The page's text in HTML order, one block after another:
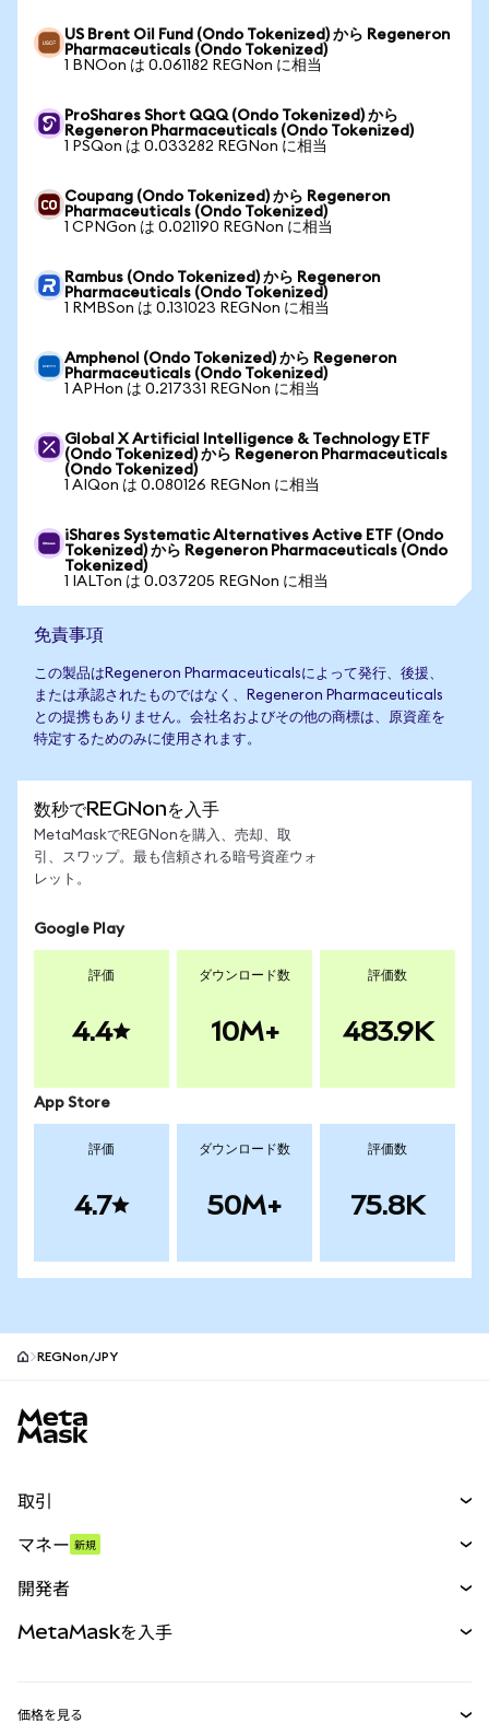
US Brent Oil Fund (Ondo Tokenized) から Regeneron
Pharmaceuticals (Ondo Tokenized)
1 BNOon は 0.061182 REGNon に相当
ProShares Short QQQ (Ondo Tokenized) から
Regeneron Pharmaceuticals (Ondo Tokenized)
1 PSQon は 0.033282 REGNon に相当
Coupang (Ondo Tokenized) から Regeneron
Pharmaceuticals (Ondo Tokenized)
1 CPNGon は 0.021190 REGNon に相当
Rambus (Ondo Tokenized) から Regeneron
Pharmaceuticals (Ondo Tokenized)
1 RMBSon は 0.131023 REGNon に相当
Amphenol (Ondo Tokenized) から Regeneron
Pharmaceuticals (Ondo Tokenized)
1 APHon は 0.217331 REGNon に相当
Global X Artificial Intelligence & Technology ETF
(Ondo Tokenized) から Regeneron Pharmaceuticals
(Ondo Tokenized)
1 AIQon は 0.080126 REGNon に相当
iShares Systematic Alternatives Active ETF (Ondo
Tokenized) から Regeneron Pharmaceuticals (Ondo
Tokenized)
1 IALTon は 0.037205 REGNon に相当
免責事項
この製品はRegeneron Pharmaceuticalsによって発行、後援、
または承認されたものではなく、Regeneron Pharmaceuticals
との提携もありません。会社名およびその他の商標は、原資産を
特定するためのみに使用されます。
数秒でREGNonを入手
MetaMaskでREGNonを購入、売却、取
引、スワップ。最も信頼される暗号資産ウォ
レット。
Google Play
評価
4.4
ダウンロード数
10M+
評価数
483.9K
App Store
評価
4.7
ダウンロード数
50M+
評価数
75.8K
REGNon/JPY
取引
パーペチュアル
RWA
マネー 新規
開発者
MetaMaskを入手
価格を見る